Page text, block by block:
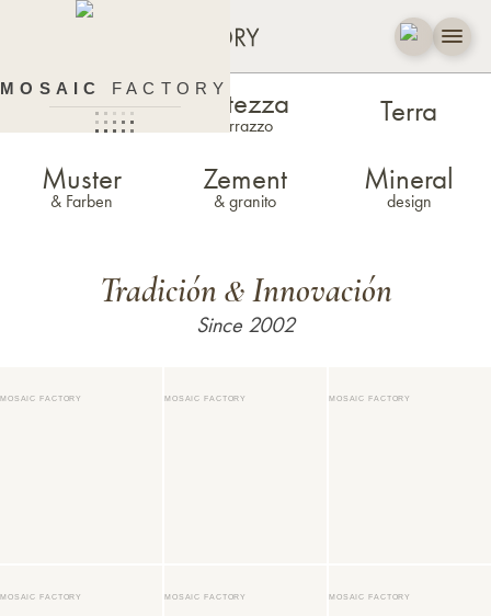
MOSAIC FACTORY
Zellige Estezza
terrazzo
Terra
Muster
& Farben
Zement
& granito
Mineral
design
Tradición &Innovación
Since 2002
MOSAIC FACTORY MOSAIC FACTORY MOSAIC FACTORY
MOSAIC FACTORY MOSAIC FACTORY MOSAIC FACTORY